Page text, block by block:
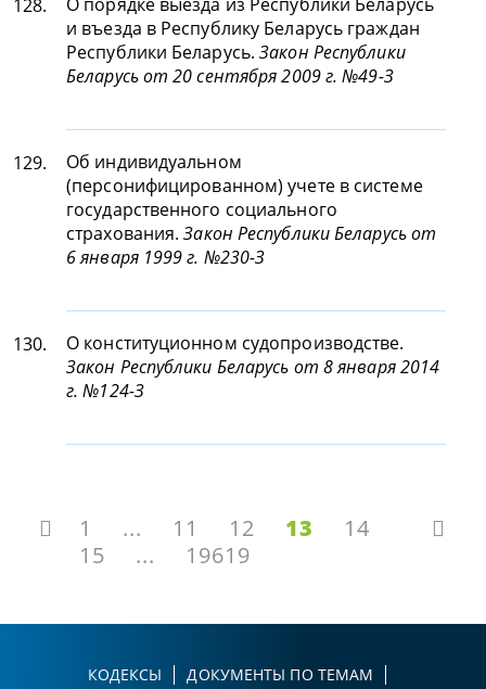
128.
и въезда в Республику Беларусь граждан
Республики Беларусь.Закон Республики
Беларусь от 20 сентября 2009 г. №49-З
129.
Об индивидуальном
(персонифицированном) учете в системе
государственного социального
страхования.Закон Республики Беларусь от
6 января 1999 г. №230-З
130.
О конституционном судопроизводстве.
Закон Республики Беларусь от 8 января 2014
г. №124-З
1 ... 11 12 13
14
15
... 19619
КОДЕКСЫ
ДОКУМЕНТЫ ПО ТЕМАМ